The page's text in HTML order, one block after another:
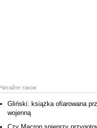
Читайте також
Gliński: książka ofiarowana
wojenną